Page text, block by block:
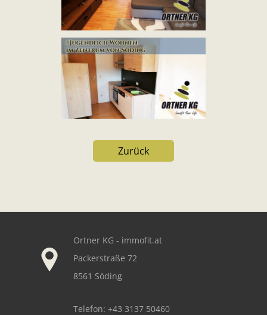
Zurück
Ortner KG - immofit.at
Packerstraße 72
8561 Söding
Telefon: +43 3137 50460